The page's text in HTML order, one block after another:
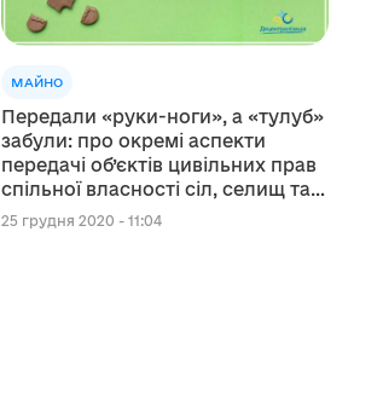
МАЙНО
Передали «руки-ноги», а «тулуб»
забули: про окремі аспекти
передачі об’єктів цивільних прав
спільної власності сіл, селищ та
міст району у власність
25 грудня 2020 - 11:04